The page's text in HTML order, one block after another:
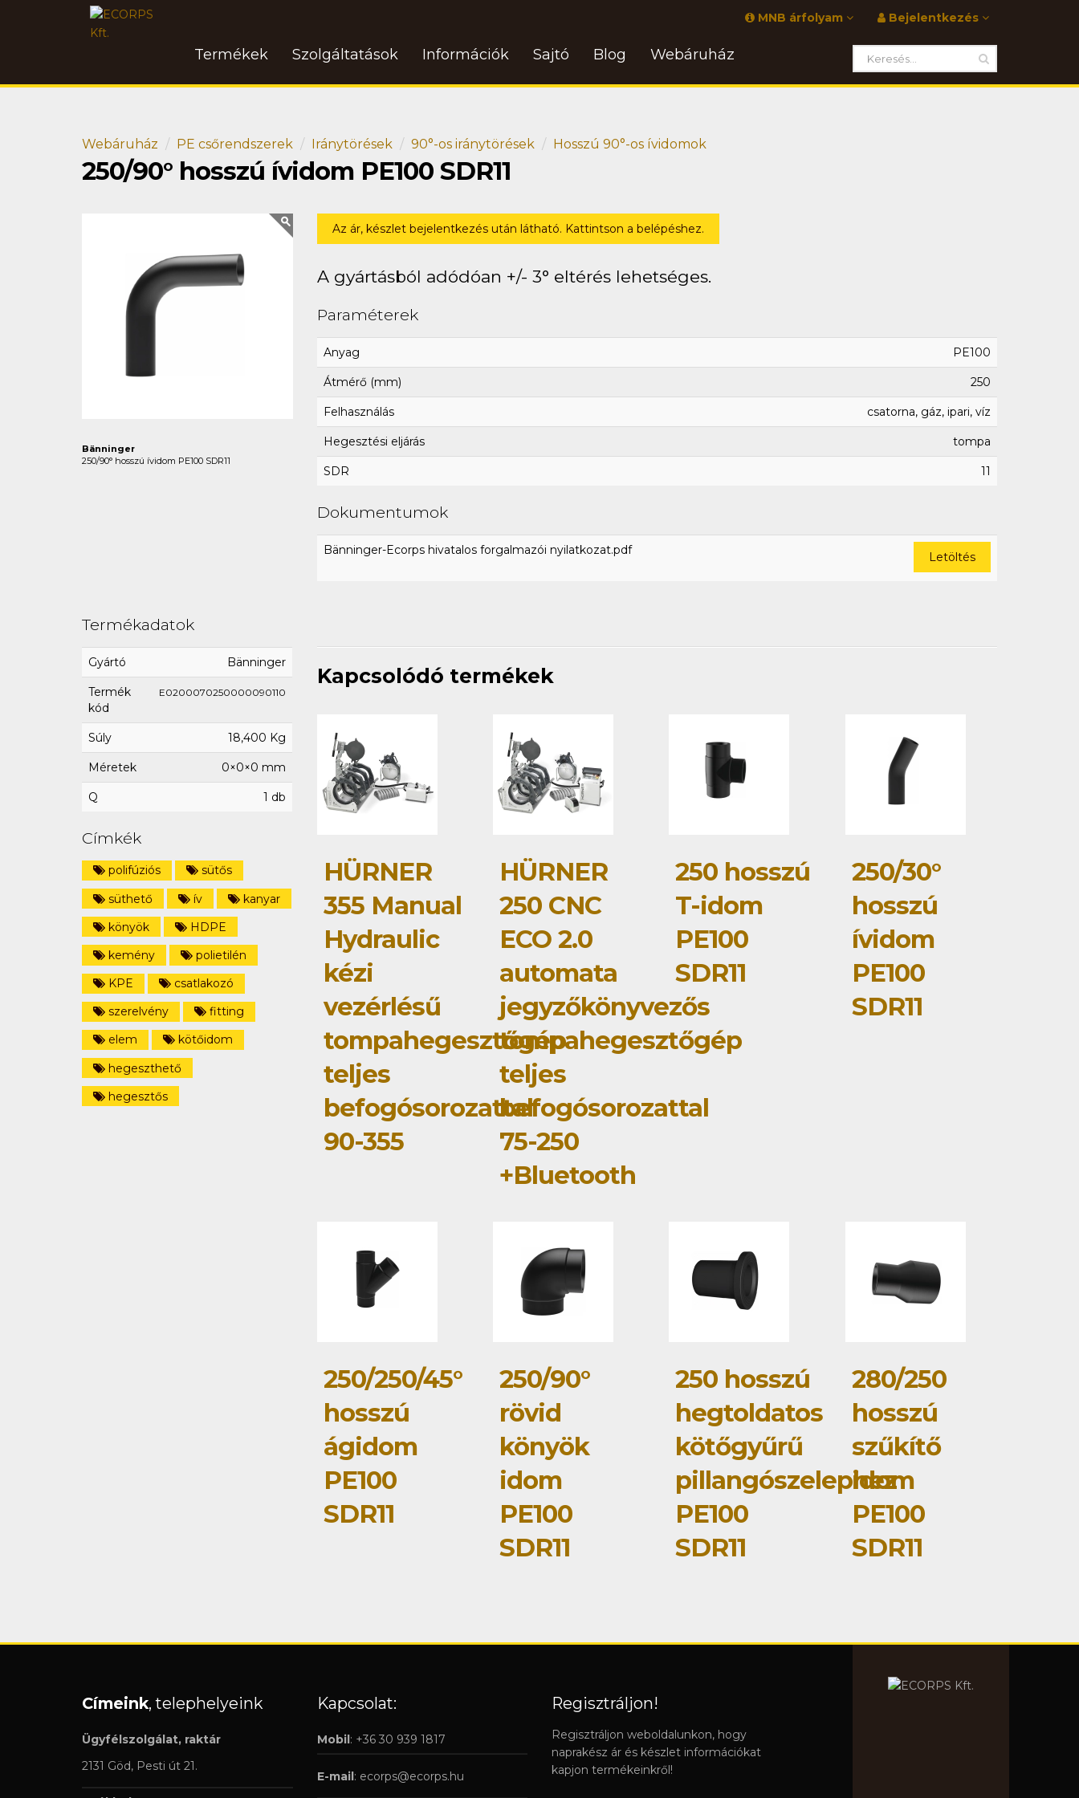
Bejelentkezés
MNB árfolyam
Termékek Szolgáltatások Információk Sajtó Blog Webáruház
Webáruház PE csőrendszerek Iránytörések 90°-os iránytörések Hosszú 90°-os ívidomok
250/90° hosszú ívidom PE100 SDR11
Bänninger
250/90° hosszú ívidom PE100 SDR11
Az ár, készlet bejelentkezés után látható. Kattintson a belépéshez.
A gyártásból adódóan +/- 3° eltérés lehetséges.
Paraméterek
Anyag PE100
Átmérő (mm) 250
Felhasználás csatorna, gáz, ipari, víz
Hegesztési eljárás tompa
SDR 11
Dokumentumok
Bänninger-Ecorps hivatalos forgalmazói nyilatkozat.pdf Letöltés
Termékadatok
Gyártó Bänninger
Termék
kód
E0200070250000090110
Súly 18,400 Kg
Méretek 0×0×0 mm
Q 1 db
Címkék
polifúziós
sütős
süthető
ív
kanyar
könyök
HDPE
kemény
polietilén
KPE
csatlakozó
szerelvény
fitting
elem
kötőidom
hegeszthető
hegesztős
Kapcsolódó termékek
HÜRNER
355 Manual
Hydraulic
kézi
vezérlésű
tompahegesztőgép
teljes
befogósorozattal
90-355
HÜRNER
250 CNC
ECO 2.0
automata
jegyzőkönyvezős
tompahegesztőgép
teljes
befogósorozattal
75-250
+Bluetooth
250 hosszú
T-idom
PE100
SDR11
250/30°
hosszú
ívidom
PE100
SDR11
250/250/45°
hosszú
ágidom
PE100
SDR11
250/90°
rövid
könyök
idom
PE100
SDR11
250 hosszú
hegtoldatos
kötőgyűrű
pillangószelephez
PE100
SDR11
280/250
hosszú
szűkítő
idom
PE100
SDR11
Címeink, telephelyeink
Ügyfélszolgálat, raktár
2131 Göd, Pesti út 21.
Kapcsolat:
Mobil: +36 30 939 1817
E-mail: ecorps@ecorps.hu
Regisztráljon!
Regisztráljon weboldalunkon, hogy
naprakész ár és készlet információkat
kapjon termékeinkről!